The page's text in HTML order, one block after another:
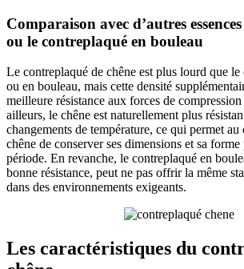
Comparaison avec d’autres
ou le contreplaqué en bouleau
Le contreplaqué de chêne est plus lourd que
ou en bouleau, mais cette densité
meilleure résistance aux forces de
ailleurs, le chêne est naturellement plus
changements de température, ce qui permet au
chêne de conserver ses dimensions et sa
période. En revanche, le contreplaqué en
bonne résistance, peut ne pas offrir la même
dans des environnements exigeants.
Les caractéristiques du